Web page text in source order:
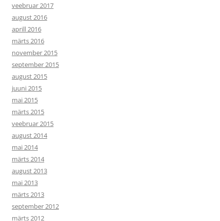
veebruar 2017
august 2016
aprill 2016
märts 2016
november 2015
september 2015
august 2015
juuni 2015
mai 2015
märts 2015
veebruar 2015
august 2014
mai 2014
märts 2014
august 2013
mai 2013
märts 2013
september 2012
märts 2012